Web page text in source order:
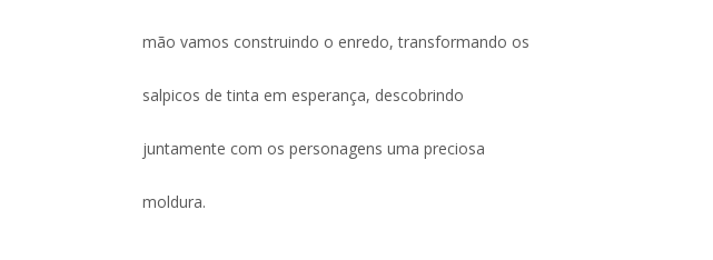
mão vamos construindo o enredo, transformando os
salpicos de tinta em esperança, descobrindo
juntamente com os personagens uma preciosa
moldura.